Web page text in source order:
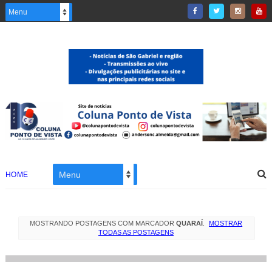
HOME
MOSTRANDO POSTAGENS COM MARCADOR QUARAÍ.
MOSTRAR
TODAS AS POSTAGENS